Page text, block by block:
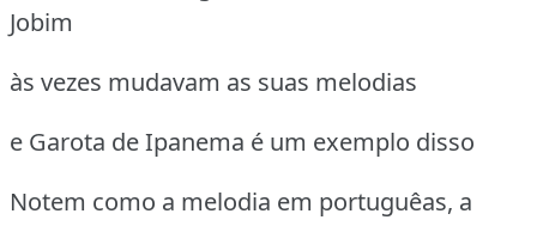
Jobim
às vezes mudavam as suas melodias
e Garota de Ipanema é um exemplo disso
Notem como a melodia em portuguêas, a